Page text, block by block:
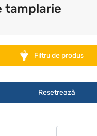
tamplarie
Filtru de produs
Resetrează